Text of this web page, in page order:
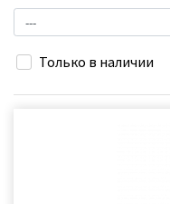
Только в наличии